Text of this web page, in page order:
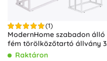
(1)
ModernHome szabadon álló
fém törölközőtartó állvány 3
karral, fehér
Raktáron